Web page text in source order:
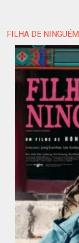
FILHA DE NINGUÉM